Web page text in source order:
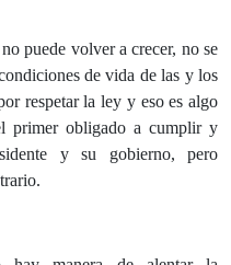
puede volver a crecer, no se
de vida de las y los
respetar la ley y eso es algo
primer obligado a cumplir y
y su gobierno, pero